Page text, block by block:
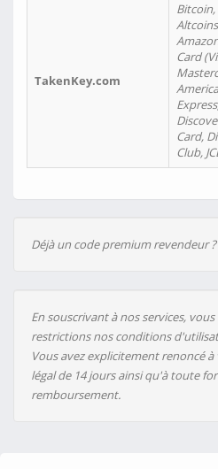
TakenKey.com
Bitcoin,
Card
Card,
Club,
Déjà un code premium revendeur ?
En souscrivant à nos services,
restrictions nos conditions
Vous avez explicitement renoncé
légal de 14 jours ainsi qu'à toute
remboursement.